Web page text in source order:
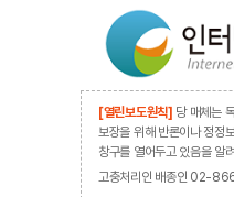
[열린보도원칙] 당 매체는
보장을 위해 반론이나 정정
창구를 열어두고 있음을 알
고충처리인 배종인 02-